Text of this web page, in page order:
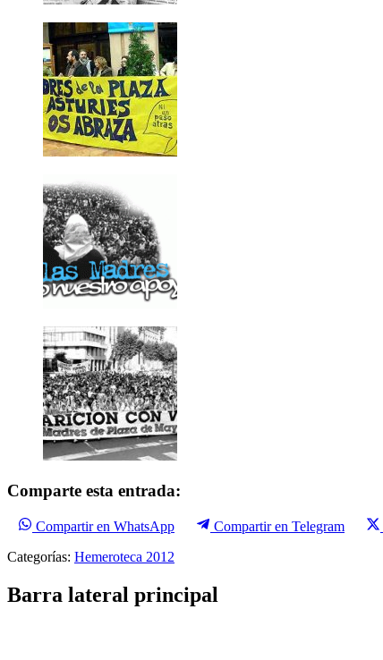
Comparte esta entrada:
Compartir en WhatsApp Compartir en Telegram
Categorías: Hemeroteca 2012
Barra lateral principal